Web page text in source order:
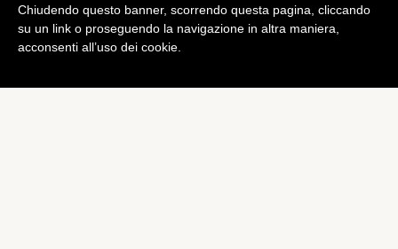
Chiudendo questo banner, scorrendo questa pagina, cliccando
su un link o proseguendo la navigazione in altra maniera,
acconsenti all’uso dei cookie.